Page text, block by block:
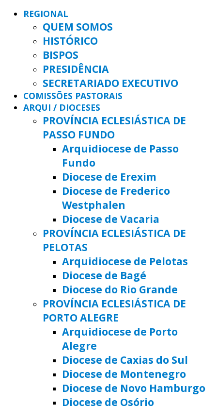
REGIONAL
QUEM SOMOS
HISTÓRICO
BISPOS
PRESIDÊNCIA
SECRETARIADO EXECUTIVO
COMISSÕES PASTORAIS
ARQUI / DIOCESES
PROVÍNCIA ECLESIÁSTICA DE
PASSO FUNDO
Arquidiocese de Passo
Fundo
Diocese de Erexim
Diocese de Frederico
Westphalen
Diocese de Vacaria
PROVÍNCIA ECLESIÁSTICA DE
PELOTAS
Arquidiocese de Pelotas
Diocese de Bagé
Diocese do Rio Grande
PROVÍNCIA ECLESIÁSTICA DE
PORTO ALEGRE
Arquidiocese de Porto
Alegre
Diocese de Caxias do Sul
Diocese de Montenegro
Diocese de Novo Hamburgo
Diocese de Osório